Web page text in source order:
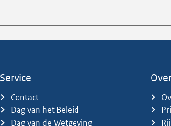
Service
Contact
Dag van het Beleid
Dag van de Wetgeving